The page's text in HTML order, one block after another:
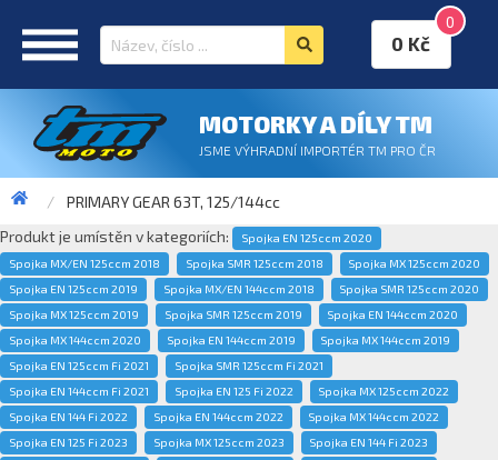
0
0 Kč
MOTORKY A DÍLY TM
JSME VÝHRADNÍ IMPORTÉR TM PRO ČR
PRIMARY GEAR 63T, 125/144cc
Produkt je umístěn v kategoriích:
Spojka EN 125ccm 2020
Spojka MX/EN 125ccm 2018
Spojka SMR 125ccm 2018
Spojka MX 125ccm 2020
Spojka EN 125ccm 2019
Spojka MX/EN 144ccm 2018
Spojka SMR 125ccm 2020
Spojka MX 125ccm 2019
Spojka SMR 125ccm 2019
Spojka EN 144ccm 2020
Spojka MX 144ccm 2020
Spojka EN 144ccm 2019
Spojka MX 144ccm 2019
Spojka EN 125ccm Fi 2021
Spojka SMR 125ccm Fi 2021
Spojka EN 144ccm Fi 2021
Spojka EN 125 Fi 2022
Spojka MX 125ccm 2022
Spojka EN 144 Fi 2022
Spojka EN 144ccm 2022
Spojka MX 144ccm 2022
Spojka EN 125 Fi 2023
Spojka MX 125ccm 2023
Spojka EN 144 Fi 2023